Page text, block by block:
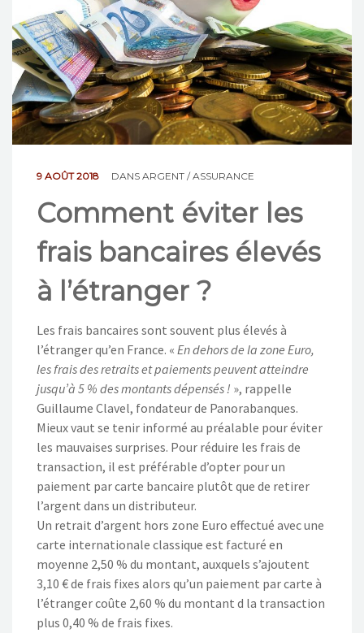
LA CCA-GE
NOS ACTIONS
CONTACT
9 AOÛT 2018 DANS ARGENT / ASSURANCE
Comment éviter les
frais bancaires élevés
à l’étranger ?
Les frais bancaires sont souvent plus élevés à
l’étranger qu’en France. « En dehors de la zone Euro,
les frais des retraits et paiements peuvent atteindre
jusqu’à 5 % des montants dépensés ! », rappelle
Guillaume Clavel, fondateur de Panorabanques.
Mieux vaut se tenir informé au préalable pour éviter
les mauvaises surprises. Pour réduire les frais de
transaction, il est préférable d’opter pour un
paiement par carte bancaire plutôt que de retirer
l’argent dans un distributeur.
Un retrait d’argent hors zone Euro effectué avec une
carte internationale classique est facturé en
moyenne 2,50 % du montant, auxquels s’ajoutent
3,10 € de frais fixes alors qu’un paiement par carte à
l’étranger coûte 2,60 % du montant d la transaction
plus 0,40 % de frais fixes.